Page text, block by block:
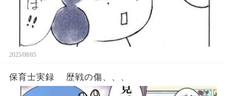
2025/08/05
保育士実録 歴戦の傷、、、